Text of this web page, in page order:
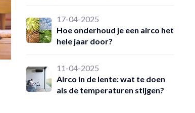
17-04-2025
Hoe onderhoud je een airco het
hele jaar door?
11-04-2025
Airco in de lente: wat te doen
als de temperaturen stijgen?